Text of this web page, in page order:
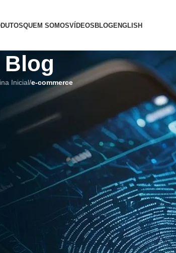
QUEM SOMOSVÍDEOSBLOGENGLISH
Blog
Inicial/e-commerce
Fraude no Crédito e
24 de maio de 2026
Fraude no Crédito e